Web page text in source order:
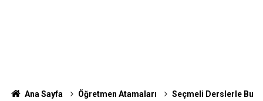
Ana Sayfa Öğretmen Atamaları
Seçmeli Derslerle Bu